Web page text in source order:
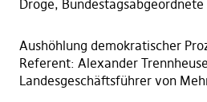
Dröge,
Aushöhlung demokratischer
Referent: Alexander
Landesgeschäftsführer von